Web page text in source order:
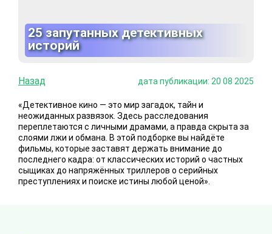
25 запутанных детективных
историй
Назад дата публикации: 20 08 2025
«Детективное кино — это мир загадок, тайн и
неожиданных развязок. Здесь расследования
переплетаются с личными драмами, а правда скрыта за
слоями лжи и обмана. В этой подборке вы найдёте
фильмы, которые заставят держать внимание до
последнего кадра: от классических историй о частных
сыщиках до напряжённых триллеров о серийных
преступлениях и поиске истины любой ценой».